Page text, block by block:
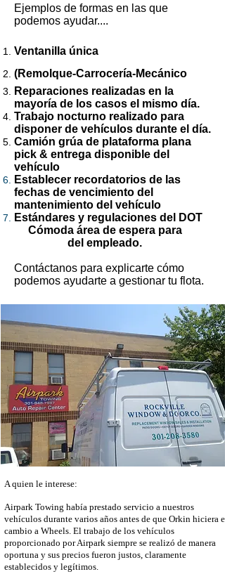
Ejemplos de formas en las que
podemos ayudar....
Ventanilla única
(Remolque-Carrocería-Mecánico
Reparaciones realizadas en la
mayoría de los casos el mismo día.
Trabajo nocturno realizado para
disponer de vehículos durante el día.
Camión grúa de plataforma plana
pick & entrega disponible del
vehículo
Establecer recordatorios de las
fechas de vencimiento del
mantenimiento del vehículo
Estándares y regulaciones del DOT
Cómoda área de espera para
del empleado.
Contáctanos para explicarte cómo
podemos ayudarte a gestionar tu flota.
A quien le interese:
Airpark Towing había prestado servicio a nuestros
vehículos durante varios años antes de que Orkin hiciera el
cambio a Wheels. El trabajo de los vehículos
proporcionado por Airpark siempre se realizó de manera
oportuna y sus precios fueron justos, claramente
establecidos y legítimos.